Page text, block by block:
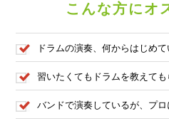
こんな方にオ
ドラムの演奏、何からはじめ
習いたくてもドラムを教えて
バンドで演奏しているが、プ